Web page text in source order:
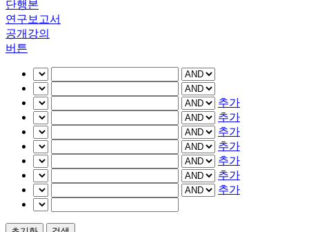
단행본
연구보고서
공개강의
버튼
추가
추가
추가
추가
추가
추가
추가